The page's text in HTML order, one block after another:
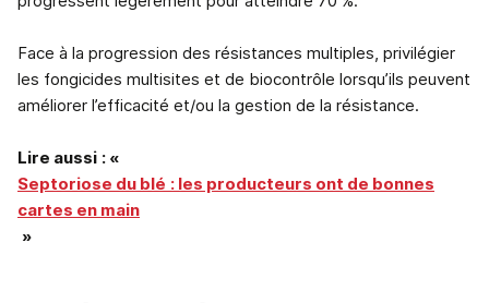
Face à la progression des résistances multiples, privilégier
les fongicides multisites et de biocontrôle lorsqu’ils peuvent
améliorer l’efficacité et/ou la gestion de la résistance.
Lire aussi : «
Septoriose du blé : les producteurs ont de bonnes
cartes en main
»